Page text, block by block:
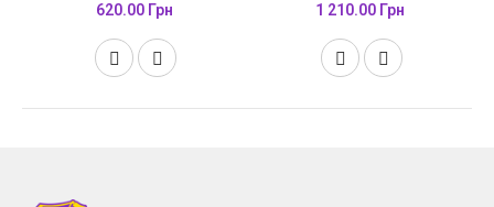
620.00 Грн 1 210.00 Грн